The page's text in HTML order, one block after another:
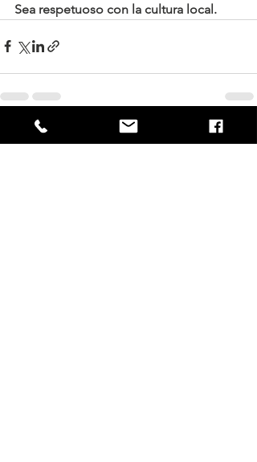
Sea respetuoso con la cultura local.
Entradas recientes Ver todo